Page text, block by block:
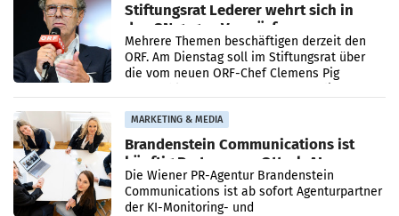
Stiftungsrat Lederer wehrt sich in
den SN gegen Vorwürfe
Mehrere Themen beschäftigen derzeit den
ORF. Am Dienstag soll im Stiftungsrat über
die vom neuen ORF-Chef Clemens Pig
MARKETING & MEDIA
Brandenstein Communications ist
künftig Partner von OtterlyAI
Die Wiener PR-Agentur Brandenstein
Communications ist ab sofort Agenturpartner
der KI-Monitoring- und